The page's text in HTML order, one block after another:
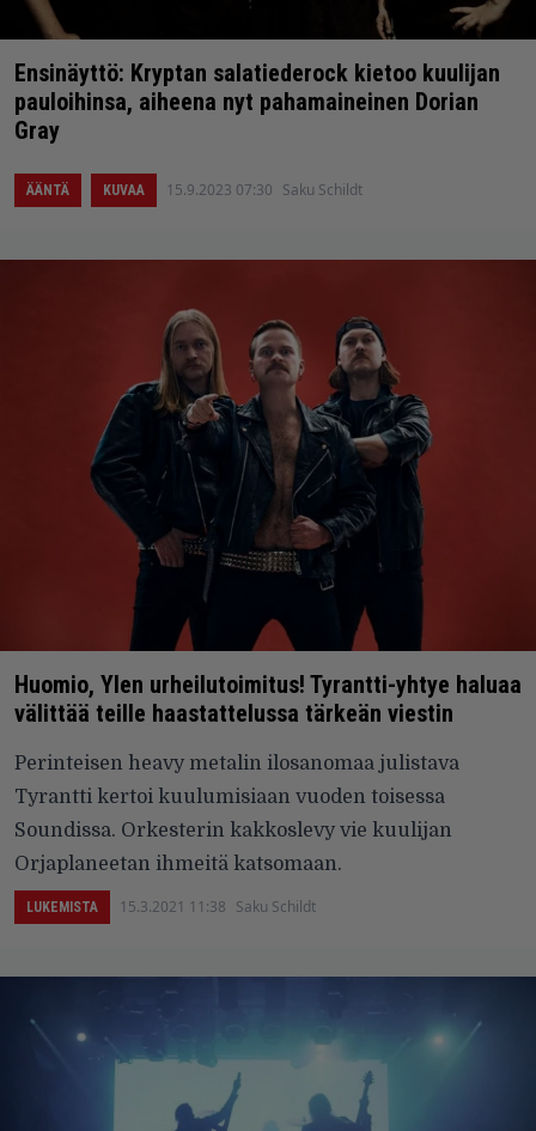
Ensinäyttö: Kryptan salatiederock kietoo kuulijan
pauloihinsa, aiheena nyt pahamaineinen Dorian
Gray
ÄÄNTÄ KUVAA 15.9.2023 07:30 Saku Schildt
Huomio, Ylen urheilutoimitus! Tyrantti-yhtye haluaa
välittää teille haastattelussa tärkeän viestin
Perinteisen heavy metalin ilosanomaa julistava
Tyrantti kertoi kuulumisiaan vuoden toisessa
Soundissa. Orkesterin kakkoslevy vie kuulijan
Orjaplaneetan ihmeitä katsomaan.
LUKEMISTA 15.3.2021 11:38 Saku Schildt